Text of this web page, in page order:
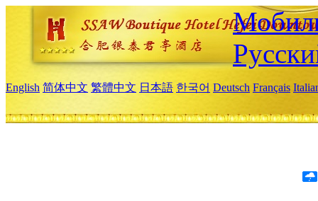
English 简体中文 繁體中文 日本語 한국어 Deutsch Français